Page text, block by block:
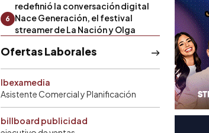
redefinió la conversación digital
6
Nace Generación, el festival
streamer de La Nación y Olga
Ofertas Laborales
Ibexamedia
Asistente Comercial y Planificación
billboard publicidad